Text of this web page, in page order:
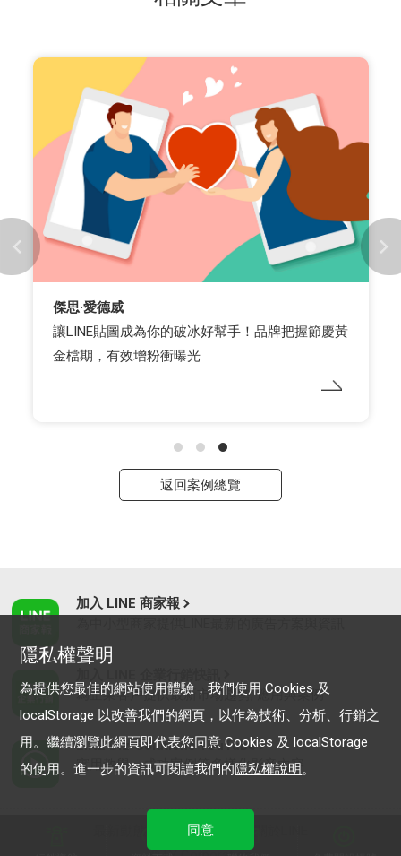
傑思·愛德威
讓LINE貼圖成為你的破冰好幫手！品牌把握節慶黃
金檔期，有效增粉衝曝光
返回案例總覽
加入 LINE 商家報
為企業客戶提供最新市場趨勢, 應用與案例
LINE Biz-Solutions YouTube
實用教學、成功案例等多樣化影音內容
服務條款
隱私權聲明
為提供您最佳的網站使用體驗，我們使用 Cookies 及
localStorage 以改善我們的網頁，以作為技術、分析、行銷之
用。繼續瀏覽此網頁即代表您同意 Cookies 及 localStorage
的使用。進一步的資訊可閱讀我們的隱私權說明。
同意